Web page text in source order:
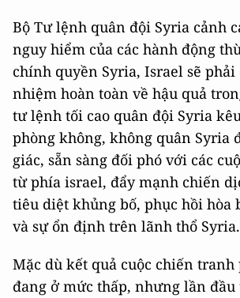
Bộ Tư lệnh quân đội Syria cảnh
nguy hiểm của các hành động
chính quyền Syria, Israel sẽ
nhiệm hoàn toàn về hậu quả
tư lệnh tối cao quân đội Syria
phòng không, không quân Syria
giác, sẵn sàng đối phó với các
từ phía israel, đẩy mạnh chiến
tiêu diệt khủng bố, phục hồi hòa
và sự ổn định trên lãnh thổ Syria.
Mặc dù kết quả cuộc chiến tranh
đang ở mức thấp, nhưng lần